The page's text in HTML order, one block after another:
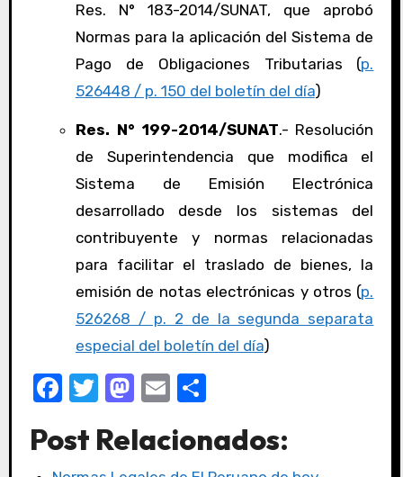
Res. N° 183-2014/SUNAT, que aprobó
Normas para la aplicación del Sistema de
Pago de Obligaciones Tributarias (p.
526448 / p. 150 del boletín del día)
Res. N° 199-2014/SUNAT.- Resolución
de Superintendencia que modifica el
Sistema de Emisión Electrónica
desarrollado desde los sistemas del
contribuyente y normas relacionadas
para facilitar el traslado de bienes, la
emisión de notas electrónicas y otros (p.
526268 / p. 2 de la segunda separata
especial del boletín del día)
F
c
T
it
M
st
E
ail
C
m
Post Relacionados: